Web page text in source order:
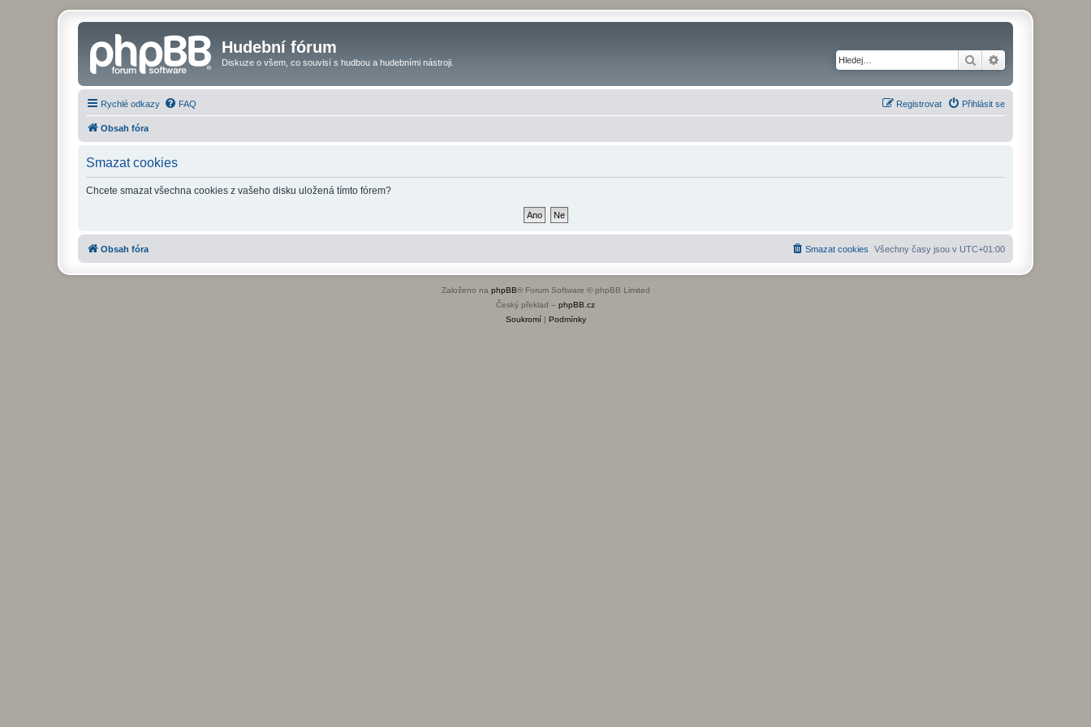
Hudební fórum
Diskuze o všem, co souvisí s hudbou a hudebními nástroji. Hledat
Rychlé odkazy FAQ Přihlásit se
Registrovat
Obsah fóra
Smazat cookies
Chcete smazat všechna cookies z vašeho disku uložená tímto fórem?
Obsah fóra Všechny časy jsou v UTC+01:00
Smazat cookies
Založeno na phpBB® Forum Software © phpBB Limited
Český překlad – phpBB.cz
Soukromí| Podmínky